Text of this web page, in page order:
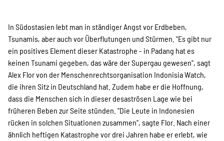
In Südostasien lebt man in ständiger Angst vor Erdbeben,
Tsunamis, aber auch vor Überflutungen und Stürmen. "Es gibt nur
ein positives Element dieser Katastrophe - in Padang hat es
keinen Tsunami gegeben, das wäre der Supergau gewesen", sagt
Alex Flor von der Menschenrechtsorganisation Indonisia Watch,
die ihren Sitz in Deutschland hat. Zudem habe er die Hoffnung,
dass die Menschen sich in dieser desaströsen Lage wie bei
früheren Beben zur Seite stünden. "Die Leute in Indonesien
rücken in solchen Situationen zusammen", sagte Flor. Nach einer
ähnlich heftigen Katastrophe vor drei Jahren habe er erlebt, wie